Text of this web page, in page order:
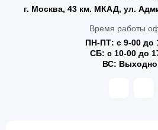
г. Москва, 43 км. МКАД, ул.
Время работы
ПН-ПТ: с 9-00 до
СБ: с 10-00 до
ВС: